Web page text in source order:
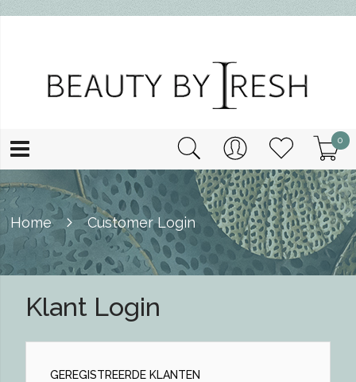
0
Home Customer Login
Klant Login
GEREGISTREERDE KLANTEN